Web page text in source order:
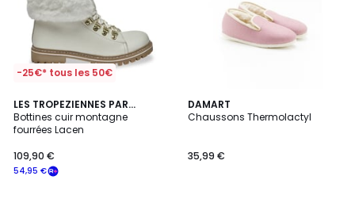
-25€* tous les 50€
LES TROPEZIENNES PAR
M.BELARBI
Bottines cuir montagne
fourrées Lacen
54,95 €
109,90 €
4,8
/ 5
DAMART
Chaussons Thermolactyl
35,99 €
1
/
2
Couleurs